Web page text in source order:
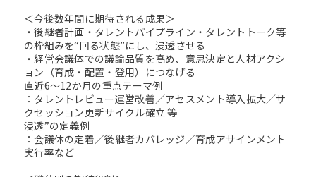
＜今後数年間に期待される成果＞
・後継者計画・タレントパイプライン・タレントトーク等
の枠組みを“回る状態”にし、浸透させる
・経営会議体での議論品質を高め、意思決定と人材アクシ
ョン（育成・配置・登用）につなげる
直近6～12か月の重点テーマ例
：タレントレビュー運営改善／アセスメント導入拡大／サ
クセッション更新サイクル確立 等
浸透”の定義例
：会議体の定着／後継者カバレッジ／育成アサインメント
実行率など